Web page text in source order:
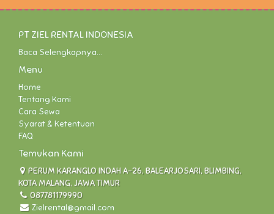
PT ZIEL RENTAL INDONESIA
Baca Selengkapnya...
Menu
Home
Tentang Kami
Cara Sewa
Syarat & Ketentuan
FAQ
Temukan Kami
PERUM KARANGLO INDAH A-26, BALEARJOSARI, BLIMBING,
KOTA MALANG, JAWA TIMUR
087781179990
Zielrental@gmail.com